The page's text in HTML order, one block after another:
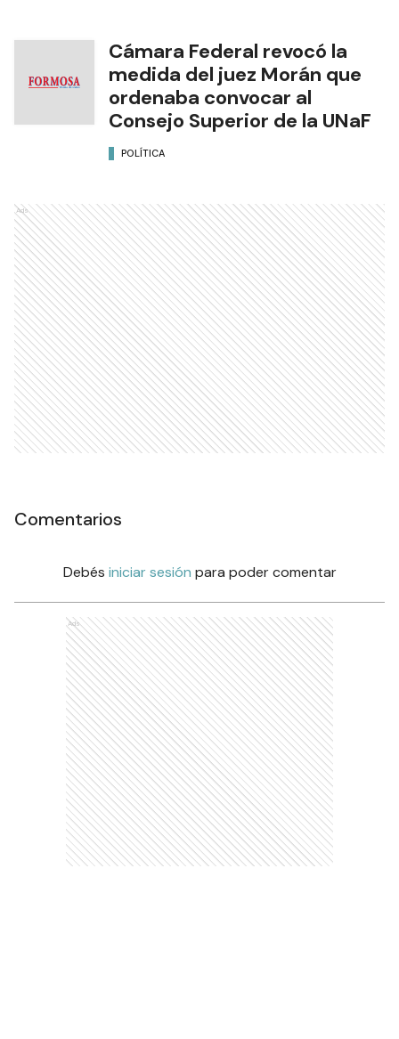
Cámara Federal revocó la
medida del juez Morán que
ordenaba convocar al
Consejo Superior de la UNaF
POLÍTICA
Ads
Comentarios
Debés iniciar sesión para poder comentar
Ads